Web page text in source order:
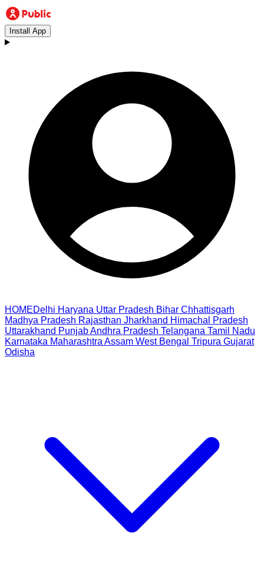
Install App
HOMEDelhi Haryana Uttar Pradesh Bihar Chhattisgarh
Madhya Pradesh Rajasthan Jharkhand Himachal Pradesh
Uttarakhand PunjabAndhra Pradesh Telangana Tamil Nadu
Karnataka Maharashtra Assam West Bengal Tripura Gujarat
Odisha